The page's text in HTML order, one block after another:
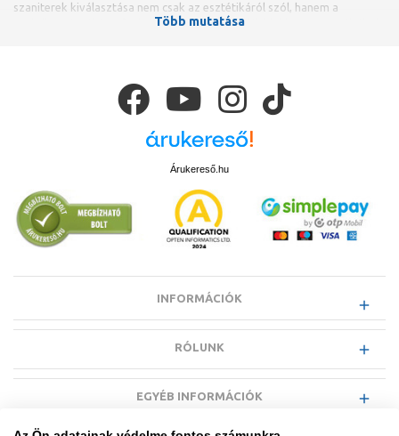
szaniterek kiválasztása nem csak az esztétikáról szól, hanem a
praktikusságról és a funkcionalitásról is. Az alábbiakban megpróbáltuk
Több mutatása
Árukereső.hu
INFORMÁCIÓK
RÓLUNK
EGYÉB INFORMÁCIÓK